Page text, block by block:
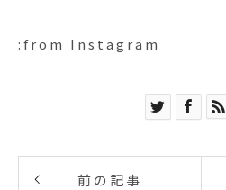
:from Instagram
前の記事